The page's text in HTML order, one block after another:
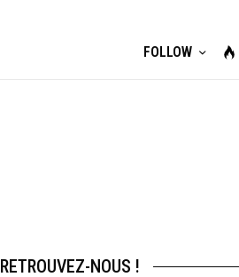
FOLLOW
RETROUVEZ-NOUS !